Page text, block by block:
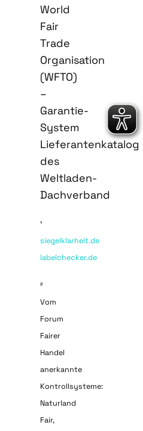
World
Fair
Trade
Organisation
(WFTO)
–
Garantie-
System
Lieferantenkatalog
des
Weltladen-
Dachverband
¹
siegelklarheit.de
labelchecker.de
²
Vom
Forum
Fairer
Handel
anerkannte
Kontrollsysteme:
Naturland
Fair,